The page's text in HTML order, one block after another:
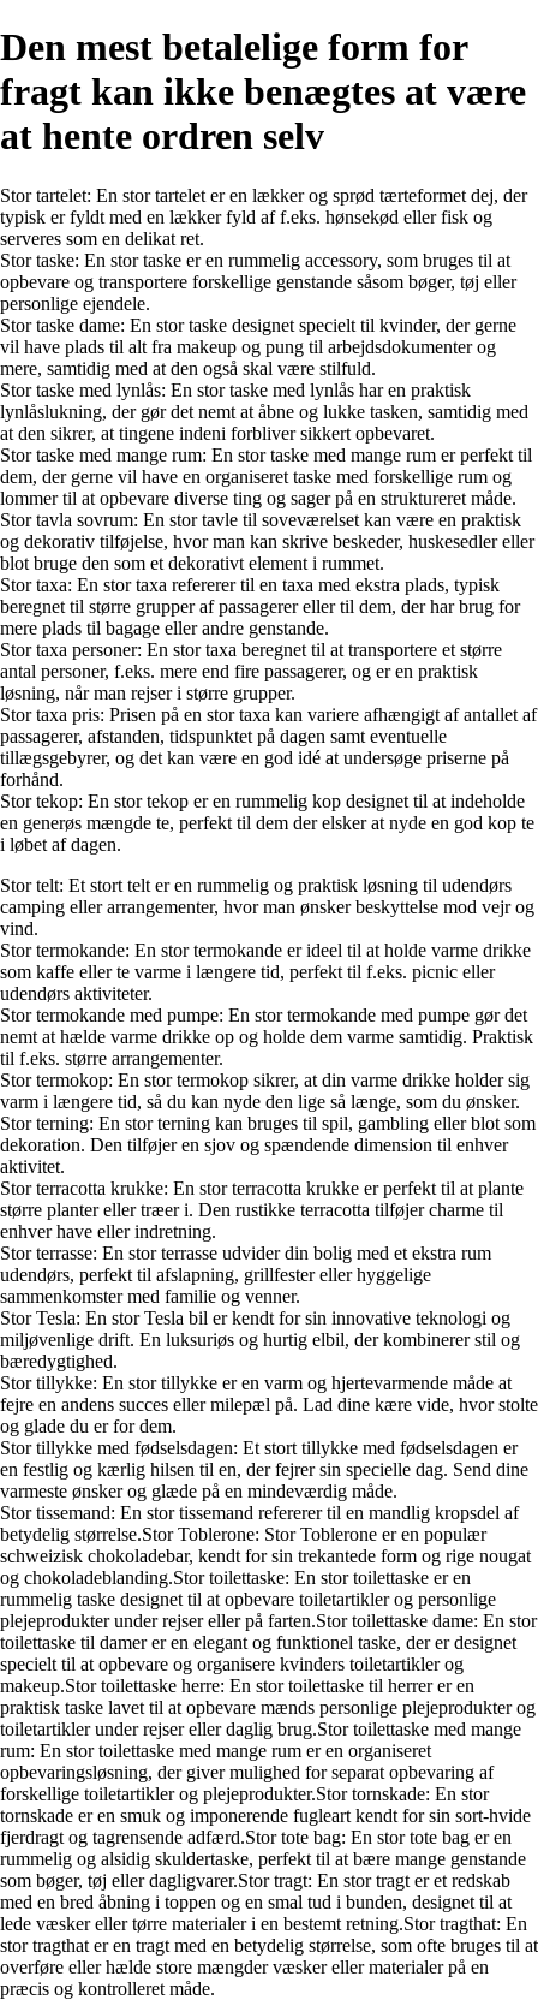
Den mest betalelige form for
fragt kan ikke benægtes at være
at hente ordren selv
Stor tartelet: En stor tartelet er en lækker og sprød tærteformet dej, der
typisk er fyldt med en lækker fyld af f.eks. hønsekød eller fisk og
serveres som en delikat ret.
Stor taske: En stor taske er en rummelig accessory, som bruges til at
opbevare og transportere forskellige genstande såsom bøger, tøj eller
personlige ejendele.
Stor taske dame: En stor taske designet specielt til kvinder, der gerne
vil have plads til alt fra makeup og pung til arbejdsdokumenter og
mere, samtidig med at den også skal være stilfuld.
Stor taske med lynlås: En stor taske med lynlås har en praktisk
lynlåslukning, der gør det nemt at åbne og lukke tasken, samtidig med
at den sikrer, at tingene indeni forbliver sikkert opbevaret.
Stor taske med mange rum: En stor taske med mange rum er perfekt til
dem, der gerne vil have en organiseret taske med forskellige rum og
lommer til at opbevare diverse ting og sager på en struktureret måde.
Stor tavla sovrum: En stor tavle til soveværelset kan være en praktisk
og dekorativ tilføjelse, hvor man kan skrive beskeder, huskesedler eller
blot bruge den som et dekorativt element i rummet.
Stor taxa: En stor taxa refererer til en taxa med ekstra plads, typisk
beregnet til større grupper af passagerer eller til dem, der har brug for
mere plads til bagage eller andre genstande.
Stor taxa personer: En stor taxa beregnet til at transportere et større
antal personer, f.eks. mere end fire passagerer, og er en praktisk
løsning, når man rejser i større grupper.
Stor taxa pris: Prisen på en stor taxa kan variere afhængigt af antallet af
passagerer, afstanden, tidspunktet på dagen samt eventuelle
tillægsgebyrer, og det kan være en god idé at undersøge priserne på
forhånd.
Stor tekop: En stor tekop er en rummelig kop designet til at indeholde
en generøs mængde te, perfekt til dem der elsker at nyde en god kop te
i løbet af dagen.
Stor telt: Et stort telt er en rummelig og praktisk løsning til udendørs
camping eller arrangementer, hvor man ønsker beskyttelse mod vejr og
vind.
Stor termokande: En stor termokande er ideel til at holde varme drikke
som kaffe eller te varme i længere tid, perfekt til f.eks. picnic eller
udendørs aktiviteter.
Stor termokande med pumpe: En stor termokande med pumpe gør det
nemt at hælde varme drikke op og holde dem varme samtidig. Praktisk
til f.eks. større arrangementer.
Stor termokop: En stor termokop sikrer, at din varme drikke holder sig
varm i længere tid, så du kan nyde den lige så længe, som du ønsker.
Stor terning: En stor terning kan bruges til spil, gambling eller blot som
dekoration. Den tilføjer en sjov og spændende dimension til enhver
aktivitet.
Stor terracotta krukke: En stor terracotta krukke er perfekt til at plante
større planter eller træer i. Den rustikke terracotta tilføjer charme til
enhver have eller indretning.
Stor terrasse: En stor terrasse udvider din bolig med et ekstra rum
udendørs, perfekt til afslapning, grillfester eller hyggelige
sammenkomster med familie og venner.
Stor Tesla: En stor Tesla bil er kendt for sin innovative teknologi og
miljøvenlige drift. En luksuriøs og hurtig elbil, der kombinerer stil og
bæredygtighed.
Stor tillykke: En stor tillykke er en varm og hjertevarmende måde at
fejre en andens succes eller milepæl på. Lad dine kære vide, hvor stolte
og glade du er for dem.
Stor tillykke med fødselsdagen: Et stort tillykke med fødselsdagen er
en festlig og kærlig hilsen til en, der fejrer sin specielle dag. Send dine
varmeste ønsker og glæde på en mindeværdig måde.
Stor tissemand: En stor tissemand refererer til en mandlig kropsdel af
betydelig størrelse.Stor Toblerone: Stor Toblerone er en populær
schweizisk chokoladebar, kendt for sin trekantede form og rige nougat
og chokoladeblanding.Stor toilettaske: En stor toilettaske er en
rummelig taske designet til at opbevare toiletartikler og personlige
plejeprodukter under rejser eller på farten.Stor toilettaske dame: En stor
toilettaske til damer er en elegant og funktionel taske, der er designet
specielt til at opbevare og organisere kvinders toiletartikler og
makeup.Stor toilettaske herre: En stor toilettaske til herrer er en
praktisk taske lavet til at opbevare mænds personlige plejeprodukter og
toiletartikler under rejser eller daglig brug.Stor toilettaske med mange
rum: En stor toilettaske med mange rum er en organiseret
opbevaringsløsning, der giver mulighed for separat opbevaring af
forskellige toiletartikler og plejeprodukter.Stor tornskade: En stor
tornskade er en smuk og imponerende fugleart kendt for sin sort-hvide
fjerdragt og tagrensende adfærd.Stor tote bag: En stor tote bag er en
rummelig og alsidig skuldertaske, perfekt til at bære mange genstande
som bøger, tøj eller dagligvarer.Stor tragt: En stor tragt er et redskab
med en bred åbning i toppen og en smal tud i bunden, designet til at
lede væsker eller tørre materialer i en bestemt retning.Stor tragthat: En
stor tragthat er en tragt med en betydelig størrelse, som ofte bruges til at
overføre eller hælde store mængder væsker eller materialer på en
præcis og kontrolleret måde.